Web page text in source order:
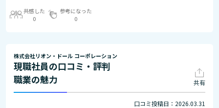
共感した
0
参考になった
0
株式会社リオン・ドール コーポレーション
現職社員の口コミ・評判
職業の魅力
共有
口コミ投稿日：2026.03.31